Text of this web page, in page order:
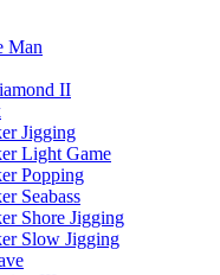
Man
II
Jigging
Light Game
Popping
Seabass
Shore Jigging
Slow Jigging